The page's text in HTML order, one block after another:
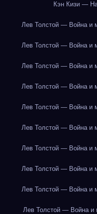
Кэн Кизи —
Лев Толстой — Война и
Лев Толстой — Война и
Лев Толстой — Война и
Лев Толстой — Война и
Лев Толстой — Война и
Лев Толстой — Война и
Лев Толстой — Война и
Лев Толстой — Война и
Лев Толстой — Война и
Лев Толстой — Война и